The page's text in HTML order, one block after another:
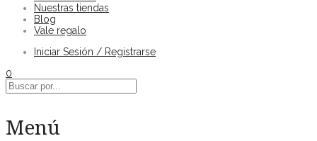
Nuestras tiendas
Blog
Vale regalo
Iniciar Sesión / Registrarse
0
Menú